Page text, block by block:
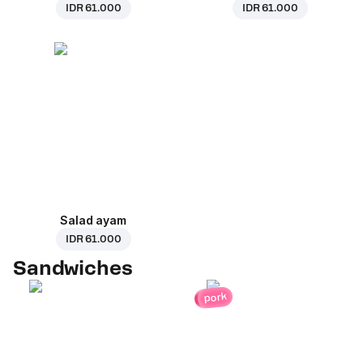
IDR 61.000 IDR 61.000
Salad ayam
IDR 61.000
Sandwiches
pork